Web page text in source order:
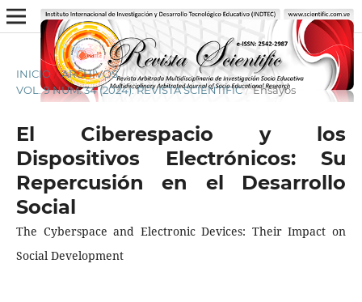
INICIO / ARCHIVOS /
VOL. 9 NÚM. 34 (2024): REVISTA SCIENTIFIC / Ensayos
El Ciberespacio y los
Dispositivos Electrónicos: Su
Repercusión en el Desarrollo
Social
The Cyberspace and Electronic Devices: Their Impact on
Social Development